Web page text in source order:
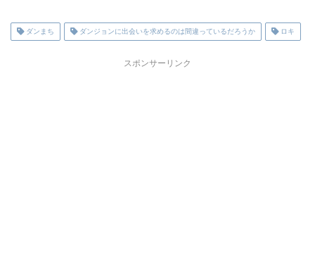
ダンまち ダンジョンに出会いを求めるのは間違っているだろうか ロキ
スポンサーリンク